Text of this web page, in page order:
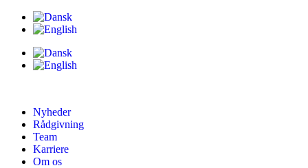
Nyheder
Rådgivning
Team
Karriere
Om os